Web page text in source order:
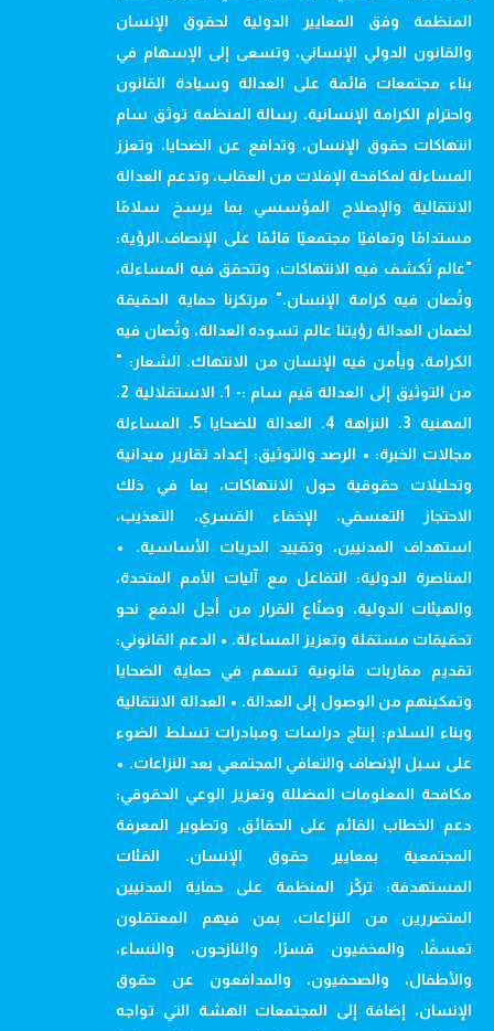
المنظمة وفق المعايير الدولية لحقوق الإنسان
والقانون الدولي الإنساني، وتسعى إلى الإسهام في
بناء مجتمعات قائمة على العدالة وسيادة القانون
واحترام الكرامة الإنسانية. رسالة المنظمة توثق سام
انتهاكات حقوق الإنسان، وتدافع عن الضحايا، وتعزز
المساءلة لمكافحة الإفلات من العقاب، وتدعم العدالة
الانتقالية والإصلاح المؤسسي بما يرسخ سلامًا
مستدامًا وتعافيًا مجتمعيًا قائمًا على الإنصاف.الرؤية:
"عالم تُكشف فيه الانتهاكات، وتتحقق فيه المساءلة،
وتُصان فيه كرامة الإنسان." مرتكزنا حماية الحقيقة
لضمان العدالة رؤيتنا عالم تسوده العدالة، وتُصان فيه
الكرامة، ويأمن فيه الإنسان من الانتهاك. الشعار: "
من التوثيق إلى العدالة قيم سام :- 1. الاستقلالية 2.
المهنية 3. النزاهة 4. العدالة للضحايا 5. المساءلة
مجالات الخبرة: • الرصد والتوثيق: إعداد تقارير ميدانية
وتحليلات حقوقية حول الانتهاكات، بما في ذلك
الاحتجاز التعسفي، الإخفاء القسري، التعذيب،
استهداف المدنيين، وتقييد الحريات الأساسية. •
المناصرة الدولية: التفاعل مع آليات الأمم المتحدة،
والهيئات الدولية، وصنّاع القرار من أجل الدفع نحو
تحقيقات مستقلة وتعزيز المساءلة. • الدعم القانوني:
تقديم مقاربات قانونية تسهم في حماية الضحايا
وتمكينهم من الوصول إلى العدالة. • العدالة الانتقالية
وبناء السلام: إنتاج دراسات ومبادرات تسلط الضوء
على سبل الإنصاف والتعافي المجتمعي بعد النزاعات. •
مكافحة المعلومات المضللة وتعزيز الوعي الحقوقي:
دعم الخطاب القائم على الحقائق، وتطوير المعرفة
المجتمعية بمعايير حقوق الإنسان. الفئات
المستهدفة: تركّز المنظمة على حماية المدنيين
المتضررين من النزاعات، بمن فيهم المعتقلون
تعسفًا، والمخفيون قسرًا، والنازحون، والنساء،
والأطفال، والصحفيون، والمدافعون عن حقوق
الإنسان، إضافة إلى المجتمعات الهشة التي تواجه